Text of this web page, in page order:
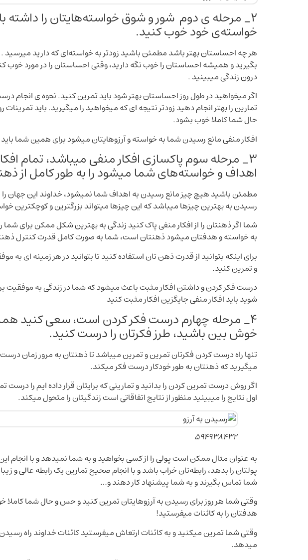
2_ مرحله ی دوم شور و شوق خواسته‌هایتان را داشته
خواسته‌ی خود خوب کنید.
هر چه احساستان بهتر باشد مطمئن باشید زودتر به خواسته‌ای که دارید
بگیرید و همیشه احساستان را خوب نگه دارید، وقتی احساستان را در مورد خوب
درون زندگی میبینید .
اگر میخواهید در طول روز احساستان بهتر شود باید تمرین کنید. نحوه ی انجام
تمارین را بهتر انجام دهید زودتر نتیجه ای که میخواهید را میگیرید. باید
حال شما کاملا خوب بشود.
افکار منفی مانع رسیدن شما به خواسته و آرزوهایتان میشود برای همین شما باید
3_ مرحله سوم پاکسازی افکار منفی میباشد، تمام
اهداف و خواسته‌های شما میشود را به طور کامل از
مطمئن باشید هیچ چیز مانع رسیدن به اهداف شما نمیشود، خداوند این جهان
رسیدن به بهترین چیزها میباشد که این چیزها میتواند بزرگترین و کوچکترین
شما اگر ذهنتان را از افکار منفی پاک کنید زندگی به بهترین شکل ممکن برای
به خواسته و هدفتان میشود ذهنتان است، شما به صورت کامل قدرت کنترل
برای اینکه بتوانید از قدرت ذهن تان استفاده کنید تا بتوانید در هر زمینه ای به
و تمرین کنید.
درست فکر کردن و داشتن افکار مثبت باعث میشود که شما در زندگی به موفقیت
شوید باید افکار منفی جایگزین افکار مثبت کنید
4_ مرحله چهارم درست فکر کردن است، سعی کنید
خوش بین باشید، طرز فکرتان را درست کنید.
تنها راه درست کردن فکرتان تمرین و تمرین میباشد تا ذهنتان به مرور زمان درست
میگیرید که ذهنتان به طور خودکار درست فکر میکند.
اگر روش درست تمرین کردن را بدانید و تمارینی که برایتان قرار داده ایم را
اول نتایج را میبینید منظور از نتایج اتفاقاتی است زندگیتان را متحول میکند.
594938432
به عنوان مثال ممکن است پولی را از کسی بخواهید و به شما نمیدهد و با انجام
پولتان را بدهد، رابطه‌تان خراب باشد و با انجام صحیح تمارین یک رابطه عالی و
شما تماس بگیرند و به شما پیشنهاد کار دهند و…
وقتی شما هر روز برای رسیدن به آرزوهایتان تمرین کنید و حس و حال شما
هدفتان را به کائنات میفرستید!
وقتی شما تمرین میکنید و به کائنات ارتعاش میفرستید کائنات خداوند راه
میدهد.